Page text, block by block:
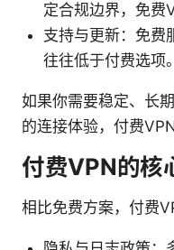
定合规边界，免费
支持与更新：免费
往往低于付费选项。
如果你需要稳定、长
的连接体验，付费
付费VPN的核
相比免费方案，付费